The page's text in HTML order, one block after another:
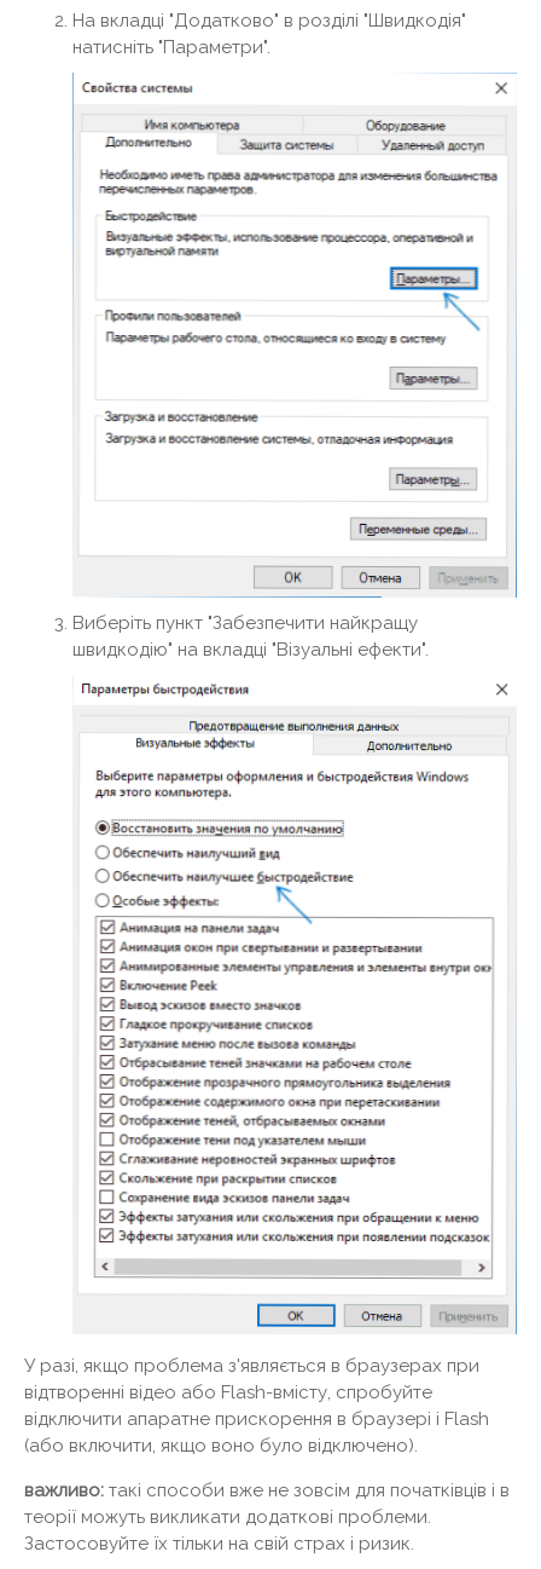
На вкладці "Додатково" в розділі "Швидкодія"
натисніть "Параметри".
Виберіть пункт "Забезпечити найкращу
швидкодію" на вкладці "Візуальні ефекти".
У разі, якщо проблема з'являється в браузерах при
відтворенні відео або Flash-вмісту, спробуйте
відключити апаратне прискорення в браузері і Flash
(або включити, якщо воно було відключено).
важливо: такі способи вже не зовсім для початківців і в
теорії можуть викликати додаткові проблеми.
Застосовуйте їх тільки на свій страх і ризик.